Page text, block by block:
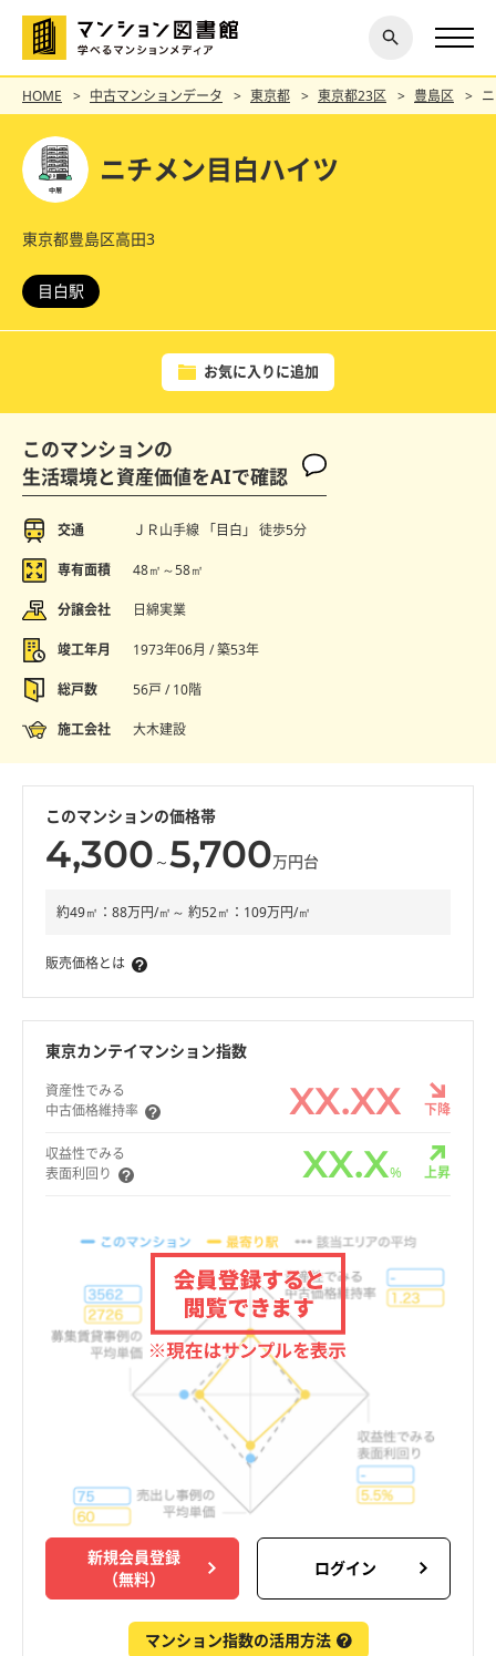
探す
閉じ
る
HOME 中古マンションデータ 東京都 東京都23区 豊島区
ニチメン目白ハイツ
東京都豊島区高田3
目白駅
お気に入りに追加
このマンションの
生活環境と資産価値をAIで確認
交通 ＪＲ山手線 「目白」 徒歩5分
専有面積 48㎡～58㎡
分譲会社 日綿実業
竣工年月 1973年06月 / 築53年
総戸数 56戸 / 10階
施工会社 大木建設
このマンションの価格帯
4,300 ～5,700万円台
約49㎡：88万円/㎡～ 約52㎡：109万円/㎡
販売価格とは
東京カンテイマンション指数
資産性でみる
中古価格維持率
XX.XX 下降
収益性でみる
表面利回り
XX.X% 上昇
新規会員登録
（無料）
ログイン
マンション指数の活用方法